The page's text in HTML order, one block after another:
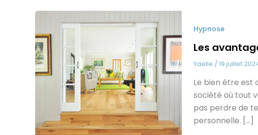
Hypnose
Les
Yaelle / 19 juillet
Le bien être est
société où tout
pas perdre de
personnelle. […]